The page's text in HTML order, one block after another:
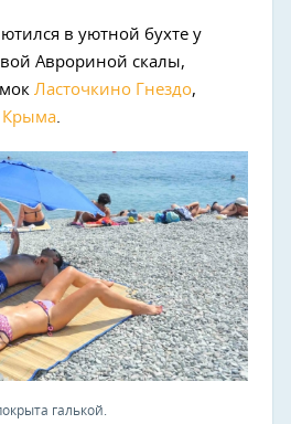
в уютной бухте у
Аврориной скалы,
Ласточкино Гнездо,
Крыма.
галькой.